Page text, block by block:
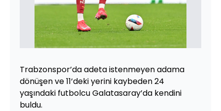
Trabzonspor’da adeta istenmeyen adama
dönüşen ve 11’deki yerini kaybeden 24
yaşındaki futbolcu Galatasaray’da kendini
buldu.